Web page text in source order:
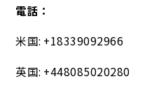
電話：
米国: +18339092966
英国: +448085020280